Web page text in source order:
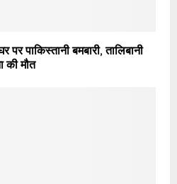
पाकिस्‍तानी बमबारी, तालिबानी
मौत